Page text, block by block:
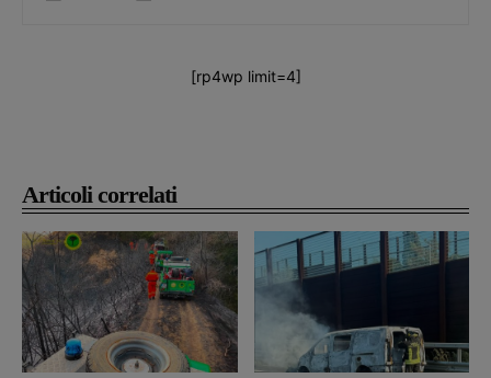
Articoli correlati
[rp4wp limit=4]